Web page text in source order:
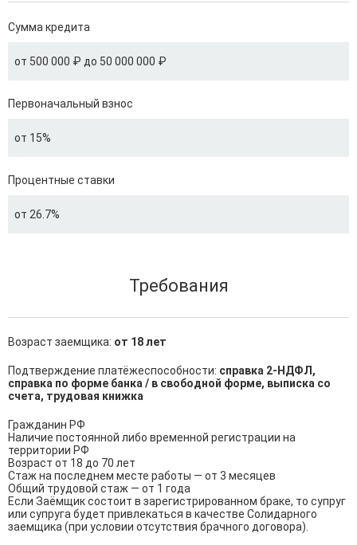
Сумма кредита
от 500 000 ₽ до 50 000 000 ₽
Первоначальный взнос
от 15%
Процентные ставки
от 26.7%
Требования
Возраст заемщика: от 18 лет
Подтверждение платёжеспособности: справка 2-НДФЛ,
справка по форме банка / в свободной форме, выписка со
счета, трудовая книжка
Гражданин РФ
Наличие постоянной либо временной регистрации на
территории РФ
Возраст от 18 до 70 лет
Стаж на последнем месте работы — от 3 месяцев
Общий трудовой стаж — от 1 года
Если Заёмщик состоит в зарегистрированном браке, то супруг
или супруга будет привлекаться в качестве Солидарного
заемщика (при условии отсутствия брачного договора).